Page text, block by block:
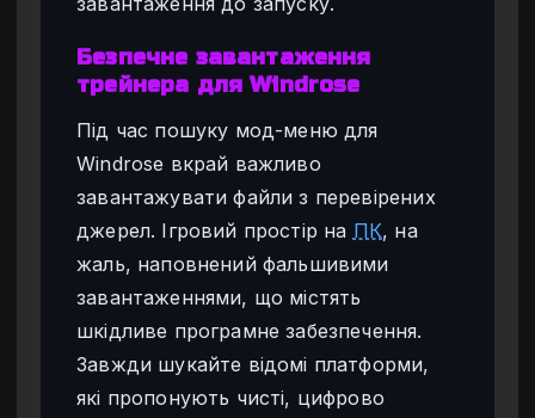
Безпечне завантаження
трейнера для Windrose
Під час пошуку мод-меню для
Windrose вкрай важливо
завантажувати файли з перевірених
джерел. Ігровий простір на ПК, на
жаль, наповнений фальшивими
завантаженнями, що містять
шкідливе програмне забезпечення.
Завжди шукайте відомі платформи,
які пропонують чисті, цифрово